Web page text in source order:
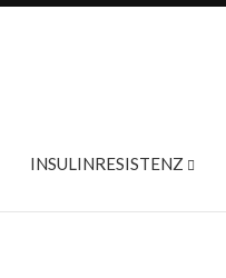
INSULINRESISTENZ